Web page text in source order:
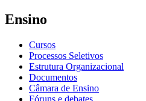
Ensino
Cursos
Processos Seletivos
Estrutura Organizacional
Documentos
Câmara de Ensino
Fóruns e debates